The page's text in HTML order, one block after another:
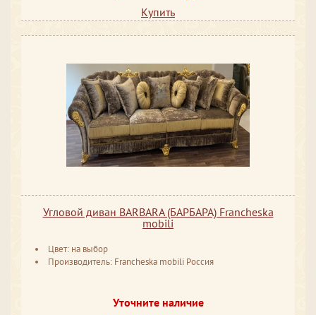
Купить
Угловой диван BARBARA (БАРБАРА) Francheska
mobili
Цвет: на выбор
Производитель: Francheska mobili Россия
Уточните наличие